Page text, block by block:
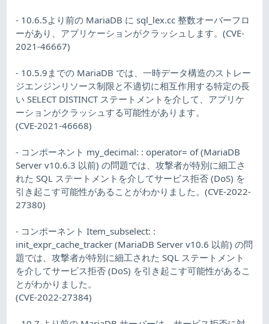
- 10.6.5より前の MariaDB に sql_lex.cc 整数オーバーフロ
ーがあり、アプリケーションがクラッシュします。(CVE-
2021-46667)
- 10.5.9までの MariaDB では、一時データ構造のストレー
ジエンジンリソース制限と不適切に相互作用する特定の長
い SELECT DISTINCT ステートメントを介して、アプリケ
ーションがクラッシュする可能性があります。
(CVE-2021-46668)
- コンポーネント my_decimal: : operator= of (MariaDB
Server v10.6.3 以前) の問題では、攻撃者が特別に細工さ
れた SQL ステートメントを介してサービス拒否 (DoS) を
引き起こす可能性があることがわかりました。(CVE-2022-
27380)
- コンポーネント Item_subselect: :
init_expr_cache_tracker (MariaDB Server v10.6 以前) の問
題では、攻撃者が特別に細工された SQL ステートメント
を介してサービス拒否 (DoS) を引き起こす可能性があるこ
とがわかりました。
(CVE-2022-27384)